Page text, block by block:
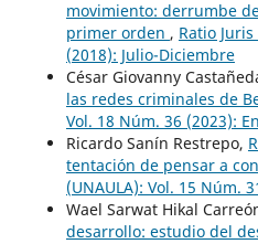
movimiento: derrumbe
primer orden , Ratio
(2018): Julio-Diciembre
César Giovanny
las redes criminales de
Vol. 18 Núm. 36 (2023):
Ricardo Sanín Restrepo,
tentación de pensar a
(UNAULA): Vol. 15 Núm.
Wael Sarwat Hikal
desarrollo: estudio del